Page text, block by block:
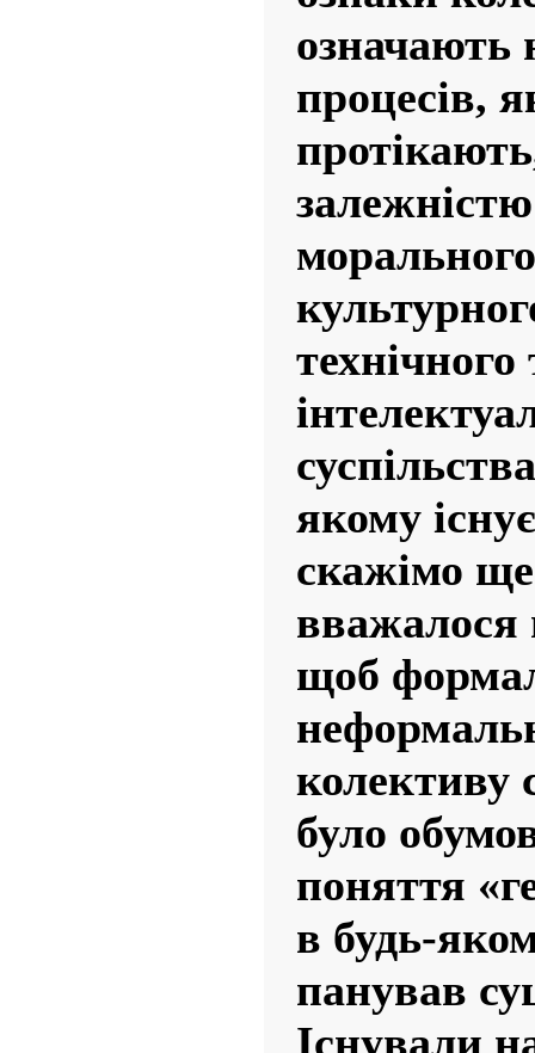
означають
процесів,
технічного
якому
скажімо
щоб
колективу
було
поняття
в будь-
панував
Існували